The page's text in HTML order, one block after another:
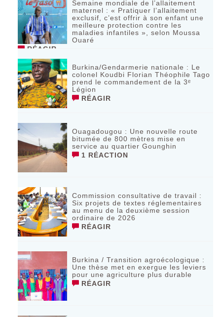
Semaine mondiale de l’allaitement
maternel : « Pratiquer l’allaitement
exclusif, c’est offrir à son enfant une
meilleure protection contre les
maladies infantiles », selon Moussa
Ouaré
RÉAGIR
Burkina/Gendarmerie nationale : Le
colonel Koudbi Florian Théophile Tago
prend le commandement de la 3ᵉ
Légion
RÉAGIR
Ouagadougou : Une nouvelle route
bitumée de 800 mètres mise en
service au quartier Gounghin
1 RÉACTION
Commission consultative de travail :
Six projets de textes réglementaires
au menu de la deuxième session
ordinaire de 2026
RÉAGIR
Burkina / Transition agroécologique :
Une thèse met en exergue les leviers
pour une agriculture plus durable
RÉAGIR